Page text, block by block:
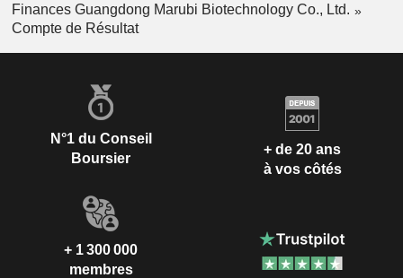
Finances Guangdong Marubi Biotechnology Co., Ltd.
Compte de Résultat
N°1 du Conseil
Boursier
+ de 20 ans
à vos côtés
+ 1 300 000
membres